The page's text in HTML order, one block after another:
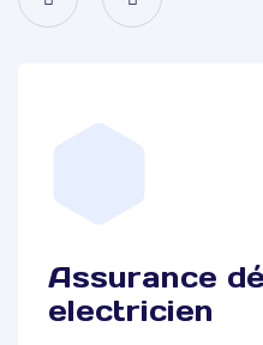
Assurance
electricien